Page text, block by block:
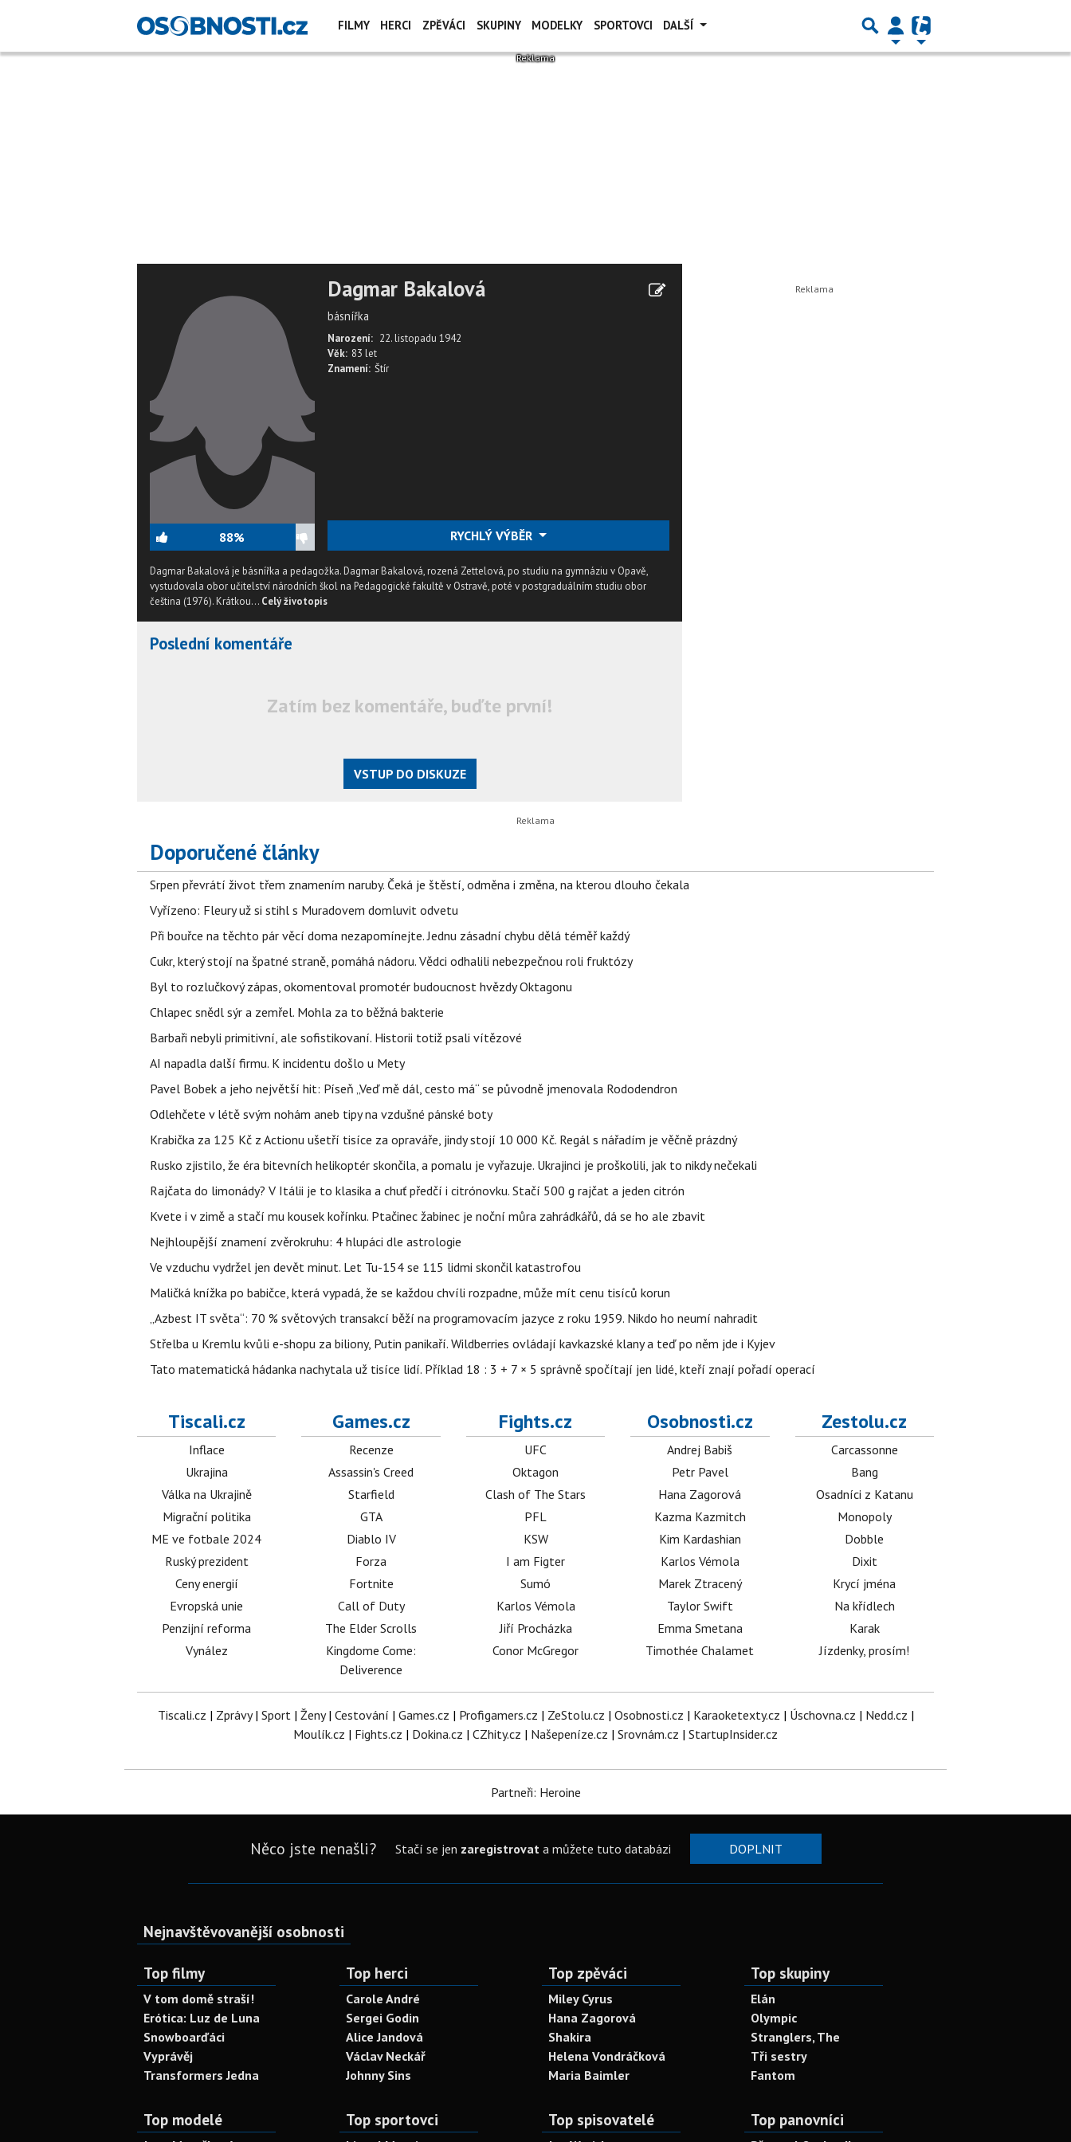
FILMY HERCI ZPĚVÁCI SKUPINY MODELKY SPORTOVCI DALŠÍ
88%
Dagmar Bakalová
básnířka
Narození: 22. listopadu 1942
Věk: 83 let
Znamení: Štír
RYCHLÝ VÝBĚR
Dagmar Bakalová je básnířka a pedagožka. Dagmar Bakalová, rozená Zettelová, po studiu na gymnáziu v Opavě,
vystudovala obor učitelství národních škol na Pedagogické fakultě v Ostravě, poté v postgraduálním studiu obor
čeština (1976). Krátkou... Celý životopis
Poslední komentáře
Zatím bez komentáře, buďte první!
VSTUP DO DISKUZE
Doporučené články
Srpen převrátí život třem znamením naruby. Čeká je štěstí, odměna i změna, na kterou dlouho čekala
Vyřízeno: Fleury už si stihl s Muradovem domluvit odvetu
Při bouřce na těchto pár věcí doma nezapomínejte. Jednu zásadní chybu dělá téměř každý
Cukr, který stojí na špatné straně, pomáhá nádoru. Vědci odhalili nebezpečnou roli fruktózy
Byl to rozlučkový zápas, okomentoval promotér budoucnost hvězdy Oktagonu
Chlapec snědl sýr a zemřel. Mohla za to běžná bakterie
Barbaři nebyli primitivní, ale sofistikovaní. Historii totiž psali vítězové
AI napadla další firmu. K incidentu došlo u Mety
Pavel Bobek a jeho největší hit: Píseň „Veď mě dál, cesto má“ se původně jmenovala Rododendron
Odlehčete v létě svým nohám aneb tipy na vzdušné pánské boty
Krabička za 125 Kč z Actionu ušetří tisíce za opraváře, jindy stojí 10 000 Kč. Regál s nářadím je věčně prázdný
Rusko zjistilo, že éra bitevních helikoptér skončila, a pomalu je vyřazuje. Ukrajinci je proškolili, jak to nikdy nečekali
Rajčata do limonády? V Itálii je to klasika a chuť předčí i citrónovku. Stačí 500 g rajčat a jeden citrón
Kvete i v zimě a stačí mu kousek kořínku. Ptačinec žabinec je noční můra zahrádkářů, dá se ho ale zbavit
Nejhloupější znamení zvěrokruhu: 4 hlupáci dle astrologie
Ve vzduchu vydržel jen devět minut. Let Tu-154 se 115 lidmi skončil katastrofou
Maličká knížka po babičce, která vypadá, že se každou chvíli rozpadne, může mít cenu tisíců korun
„Azbest IT světa“: 70 % světových transakcí běží na programovacím jazyce z roku 1959. Nikdo ho neumí nahradit
Střelba u Kremlu kvůli e-shopu za biliony, Putin panikaří. Wildberries ovládají kavkazské klany a teď po něm jde i Kyjev
Tato matematická hádanka nachytala už tisíce lidí. Příklad 18 : 3 + 7 × 5 správně spočítají jen lidé, kteří znají pořadí operací
Tiscali.cz
Inflace
Ukrajina
Válka na Ukrajině
Migrační politika
ME ve fotbale 2024
Ruský prezident
Ceny energií
Evropská unie
Penzijní reforma
Vynález
Games.cz
Recenze
Assassin's Creed
Starfield
GTA
Diablo IV
Forza
Fortnite
Call of Duty
The Elder Scrolls
Kingdome Come:
Deliverence
Fights.cz
UFC
Oktagon
Clash of The Stars
PFL
KSW
I am Figter
Sumó
Karlos Vémola
Jiří Procházka
Conor McGregor
Osobnosti.cz
Andrej Babiš
Petr Pavel
Hana Zagorová
Kazma Kazmitch
Kim Kardashian
Karlos Vémola
Marek Ztracený
Taylor Swift
Emma Smetana
Timothée Chalamet
Zestolu.cz
Carcassonne
Bang
Osadníci z Katanu
Monopoly
Dobble
Dixit
Krycí jména
Na křídlech
Karak
Jízdenky, prosím!
Tiscali.cz | Zprávy| Sport| Ženy| Cestování | Games.cz | Profigamers.cz | ZeStolu.cz | Osobnosti.cz | Karaoketexty.cz | Úschovna.cz | Nedd.cz |
Moulík.cz | Fights.cz | Dokina.cz | CZhity.cz | Našepeníze.cz | Srovnám.cz | StartupInsider.cz
Partneři: Heroine
Něco jste nenašli? Stačí se jen zaregistrovata můžete tuto databázi DOPLNIT
Nejnavštěvovanější osobnosti
Top filmy
V tom domě straší!
Erótica: Luz de Luna
Snowboarďáci
Vyprávěj
Transformers Jedna
Top herci
Carole André
Sergei Godin
Alice Jandová
Václav Neckář
Johnny Sins
Top zpěváci
Miley Cyrus
Hana Zagorová
Shakira
Helena Vondráčková
Maria Baimler
Top skupiny
Elán
Olympic
Stranglers, The
Tři sestry
Fantom
Top modelé Top sportovci Top spisovatelé Top panovníci